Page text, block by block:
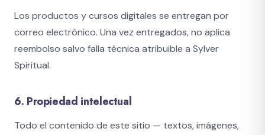
Los productos y cursos digitales se entregan por
correo electrónico. Una vez entregados, no aplica
reembolso salvo falla técnica atribuible a Sylver
Spiritual.
6. Propiedad intelectual
Todo el contenido de este sitio — textos, imágenes,